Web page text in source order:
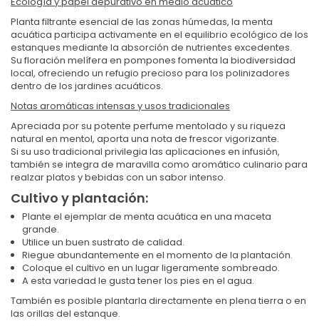
Planta filtrante esencial de las zonas húmedas, la menta
acuática participa activamente en el equilibrio ecológico de los
estanques mediante la absorción de nutrientes excedentes.
Su floración melífera en pompones fomenta la biodiversidad
local, ofreciendo un refugio precioso para los polinizadores
dentro de los jardines acuáticos.
Notas aromáticas intensas y usos tradicionales
Apreciada por su potente perfume mentolado y su riqueza
natural en mentol, aporta una nota de frescor vigorizante.
Si su uso tradicional privilegia las aplicaciones en infusión,
también se integra de maravilla como aromático culinario para
realzar platos y bebidas con un sabor intenso.
Cultivo y plantación:
Plante el ejemplar de menta acuática en una maceta
grande.
Utilice un buen sustrato de calidad.
Riegue abundantemente en el momento de la plantación.
Coloque el cultivo en un lugar ligeramente sombreado.
A esta variedad le gusta tener los pies en el agua.
También es posible plantarla directamente en plena tierra o en
las orillas del estanque.